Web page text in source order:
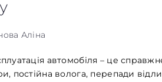
Аліна
автомобіля – це
постійна волога, перепади